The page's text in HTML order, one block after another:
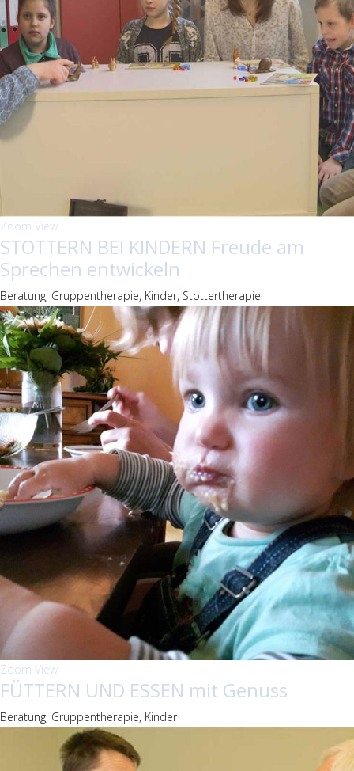
Zoom View
STOTTERN BEI KINDERN Freude am
Sprechen entwickeln
Beratung, Gruppentherapie, Kinder, Stottertherapie
Zoom View
FÜTTERN UND ESSEN mit Genuss
Beratung, Gruppentherapie, Kinder